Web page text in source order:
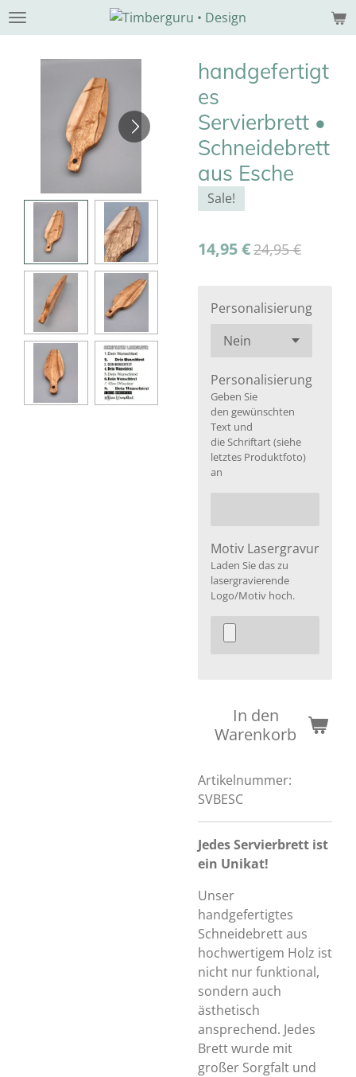
Zum
Hauptinhalt
handgefertigt
es
Servierbrett •
Schneidebrett
aus Esche
Sale!
14,95 €24,95 €
Personalisierung
Personalisierung
Geben Sie
den gewünschten
Text und
die Schriftart (siehe
letztes Produktfoto)
an
Motiv Lasergravur
Laden Sie das zu
lasergravierende
Logo/Motiv hoch.
In den
Warenkorb
Artikelnummer:
SVBESC
Jedes Servierbrett ist
ein Unikat!
Unser
handgefertigtes
Schneidebrett aus
hochwertigem Holz ist
nicht nur funktional,
sondern auch
ästhetisch
ansprechend. Jedes
Brett wurde mit
großer Sorgfalt und